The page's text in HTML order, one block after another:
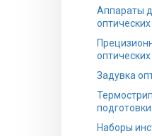
Аппараты
Задувка
Наборы